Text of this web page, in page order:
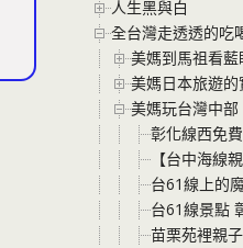
人生黑與白
全台灣走透透的吃
美媽到馬祖看藍
美媽日本旅遊
美媽玩台灣中部
彰化線西免
【台中海線
台61線上的
台61線景點
苗栗苑裡親